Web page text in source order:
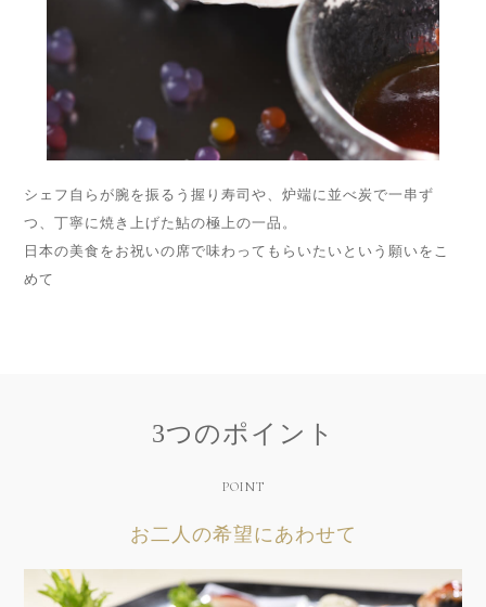
シェフ自らが腕を振るう握り寿司や、炉端に並べ炭で一串ず
つ、丁寧に焼き上げた鮎の極上の一品。
日本の美食をお祝いの席で味わってもらいたいという願いをこ
めて
3つのポイント
POINT
お二人の希望にあわせて